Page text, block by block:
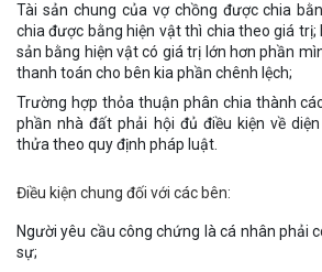
Tài sản chung của vợ chồng được chia
chia được bằng hiện vật thì chia theo giá
sản bằng hiện vật có giá trị lớn hơn phần
thanh toán cho bên kia phần chênh lệch;
Trường hợp thỏa thuận phân chia thành
phần nhà đất phải hội đủ điều kiện về
thửa theo quy định pháp luật.
Điều kiện chung đối với các bên:
Người yêu cầu công chứng là cá nhân phải
sự;